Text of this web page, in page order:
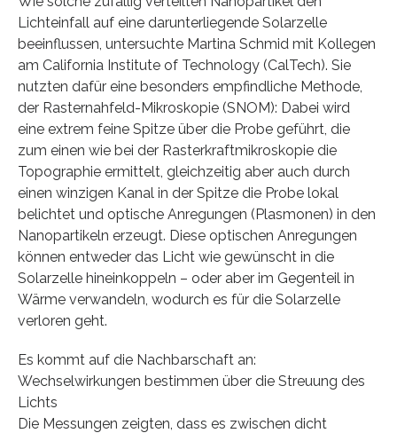
Lichteinfall auf eine darunterliegende Solarzelle
beeinflussen, untersuchte Martina Schmid mit Kollegen
am California Institute of Technology (CalTech). Sie
nutzten dafür eine besonders empfindliche Methode,
der Rasternahfeld-Mikroskopie (SNOM): Dabei wird
eine extrem feine Spitze über die Probe geführt, die
zum einen wie bei der Rasterkraftmikroskopie die
Topographie ermittelt, gleichzeitig aber auch durch
einen winzigen Kanal in der Spitze die Probe lokal
belichtet und optische Anregungen (Plasmonen) in den
Nanopartikeln erzeugt. Diese optischen Anregungen
können entweder das Licht wie gewünscht in die
Solarzelle hineinkoppeln – oder aber im Gegenteil in
Wärme verwandeln, wodurch es für die Solarzelle
verloren geht.
Es kommt auf die Nachbarschaft an:
Wechselwirkungen bestimmen über die Streuung des
Lichts
Die Messungen zeigten, dass es zwischen dicht